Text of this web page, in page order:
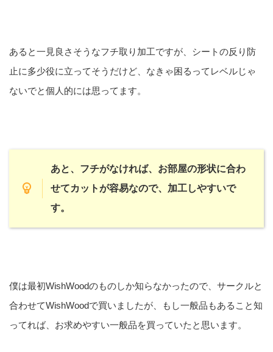
あると一見良さそうなフチ取り加工ですが、シートの反り防
止に多少役に立ってそうだけど、なきゃ困るってレベルじゃ
ないでと個人的には思ってます。
あと、フチがなければ、お部屋の形状に合わ
せてカットが容易なので、加工しやすいで
す。
僕は最初WishWoodのものしか知らなかったので、サークルと
合わせてWishWoodで買いましたが、もし一般品もあること知
ってれば、お求めやすい一般品を買っていたと思います。